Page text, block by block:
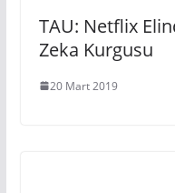
TAU: Netflix
Zeka Kurgusu
20 Mart 2019